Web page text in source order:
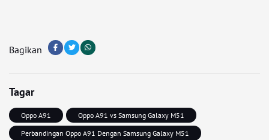
Bagikan
Tagar
Oppo A91
Oppo A91 vs Samsung Galaxy M51
Perbandingan Oppo A91 Dengan Samsung Galaxy M51